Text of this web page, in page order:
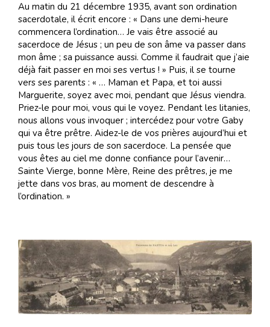
Au matin du 21 décembre 1935, avant son ordination
sacerdotale, il écrit encore : « Dans une demi-heure
commencera l’ordination… Je vais être associé au
sacerdoce de Jésus ; un peu de son âme va passer dans
mon âme ; sa puissance aussi. Comme il faudrait que j’aie
déjà fait passer en moi ses vertus ! » Puis, il se tourne
vers ses parents : « … Maman et Papa, et toi aussi
Marguerite, soyez avec moi, pendant que Jésus viendra.
Priez-le pour moi, vous qui le voyez. Pendant les litanies,
nous allons vous invoquer ; intercédez pour votre Gaby
qui va être prêtre. Aidez-le de vos prières aujourd’hui et
puis tous les jours de son sacerdoce. La pensée que
vous êtes au ciel me donne confiance pour l’avenir…
Sainte Vierge, bonne Mère, Reine des prêtres, je me
jette dans vos bras, au moment de descendre à
l’ordination. »